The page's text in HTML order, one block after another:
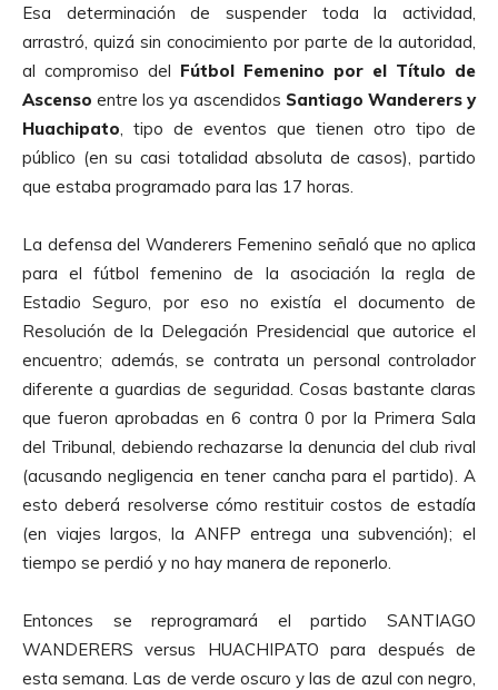
Esa determinación de suspender toda la actividad,
arrastró, quizá sin conocimiento por parte de la autoridad,
al compromiso del Fútbol Femenino por el Título de
Ascenso entre los ya ascendidos Santiago Wanderers y
Huachipato , tipo de eventos que tienen otro tipo de
público (en su casi totalidad absoluta de casos), partido
que estaba programado para las 17 horas.
La defensa del Wanderers Femenino señaló que no aplica
para el fútbol femenino de la asociación la regla de
Estadio Seguro, por eso no existía el documento de
Resolución de la Delegación Presidencial que autorice el
encuentro; además, se contrata un personal controlador
diferente a guardias de seguridad. Cosas bastante claras
que fueron aprobadas en 6 contra 0 por la Primera Sala
del Tribunal, debiendo rechazarse la denuncia del club rival
(acusando negligencia en tener cancha para el partido). A
esto deberá resolverse cómo restituir costos de estadía
(en viajes largos, la ANFP entrega una subvención); el
tiempo se perdió y no hay manera de reponerlo.
Entonces se reprogramará el partido SANTIAGO
WANDERERS versus HUACHIPATO para después de
esta semana. Las de verde oscuro y las de azul con negro,